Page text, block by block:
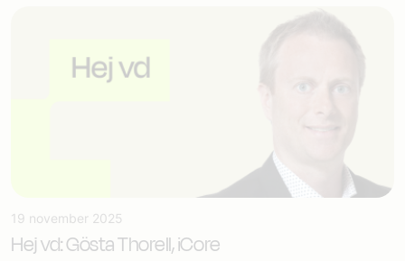
19 november 2025
Hej vd: Gösta Thorell, iCore